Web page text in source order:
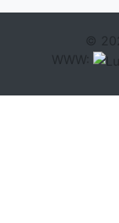
©
WWW: